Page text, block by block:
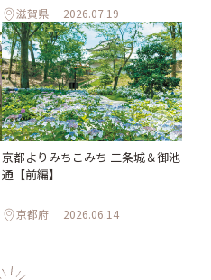
滋賀県 2026.07.19
京都よりみちこみち 二条城＆御池
通【前編】
京都府 2026.06.14